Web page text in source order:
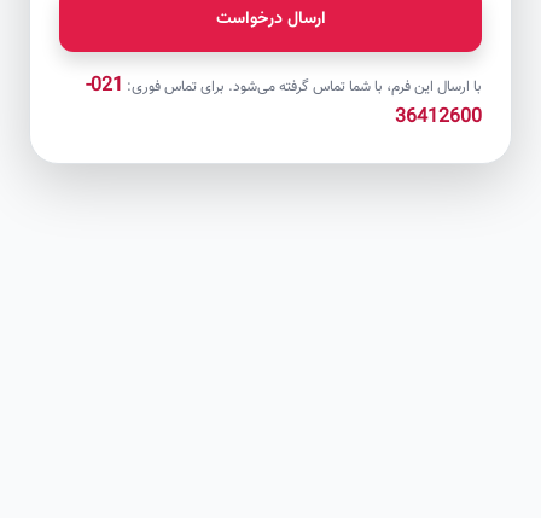
ارسال درخواست
با ارسال این فرم، با شما تماس گرفته می‌شود. برای تماس فوری:
021-
36412600